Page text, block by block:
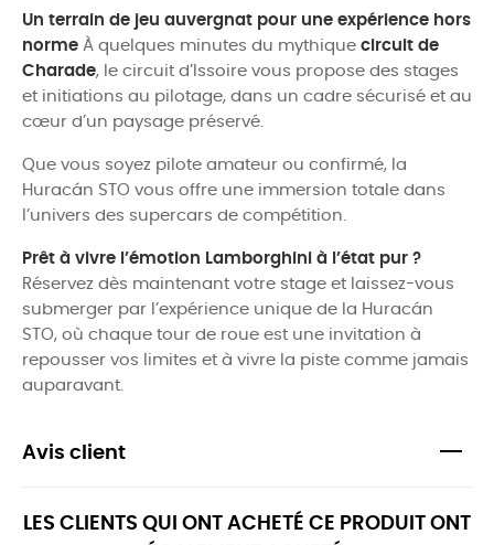
Un terrain de jeu auvergnat pour une expérience hors
norme À quelques minutes du mythique circuit de
Charade, le circuit d’Issoire vous propose des stages
et initiations au pilotage, dans un cadre sécurisé et au
cœur d’un paysage préservé.
Que vous soyez pilote amateur ou confirmé, la
Huracán STO vous offre une immersion totale dans
l’univers des supercars de compétition.
Prêt à vivre l’émotion Lamborghini à l’état pur ?
Réservez dès maintenant votre stage et laissez-vous
submerger par l’expérience unique de la Huracán
STO, où chaque tour de roue est une invitation à
repousser vos limites et à vivre la piste comme jamais
auparavant.
Avis client
LES CLIENTS QUI ONT ACHETÉ CE PRODUIT ONT